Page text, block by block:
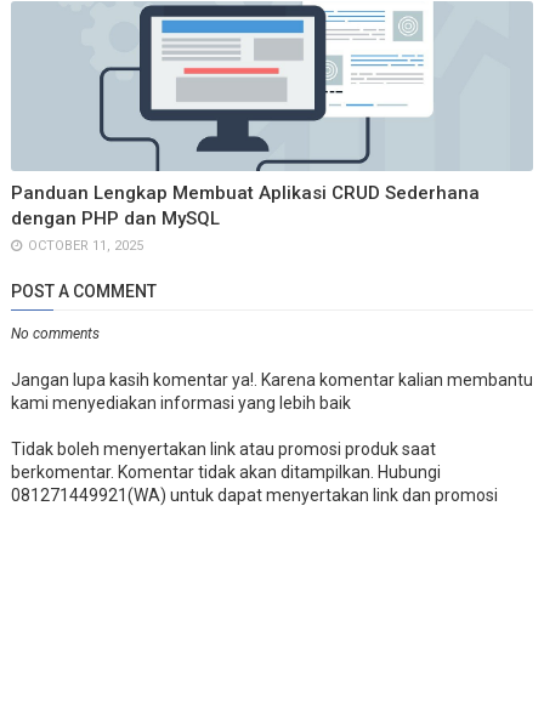
Panduan Lengkap Membuat Aplikasi CRUD Sederhana
dengan PHP dan MySQL
OCTOBER 11, 2025
POST A COMMENT
No comments
Jangan lupa kasih komentar ya!. Karena komentar kalian membantu
kami menyediakan informasi yang lebih baik
Tidak boleh menyertakan link atau promosi produk saat
berkomentar. Komentar tidak akan ditampilkan. Hubungi
081271449921(WA) untuk dapat menyertakan link dan promosi